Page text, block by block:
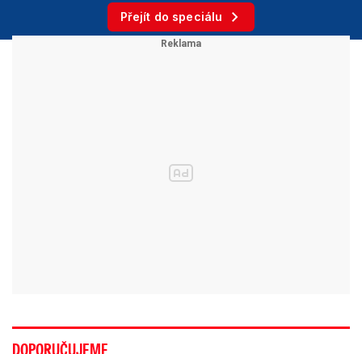
Přejít do speciálu
DOPORUČUJEME